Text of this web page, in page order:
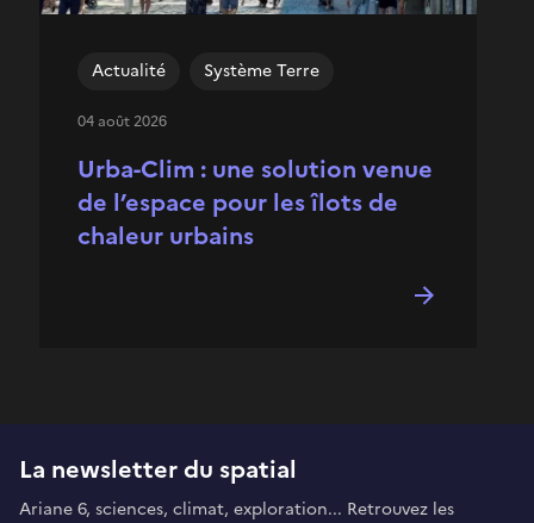
Urba-Clim : une solution venue
de l’espace pour les îlots de
chaleur urbains
Actualité Système Terre
04 août 2026
La newsletter du spatial
Ariane 6, sciences, climat, exploration... Retrouvez les